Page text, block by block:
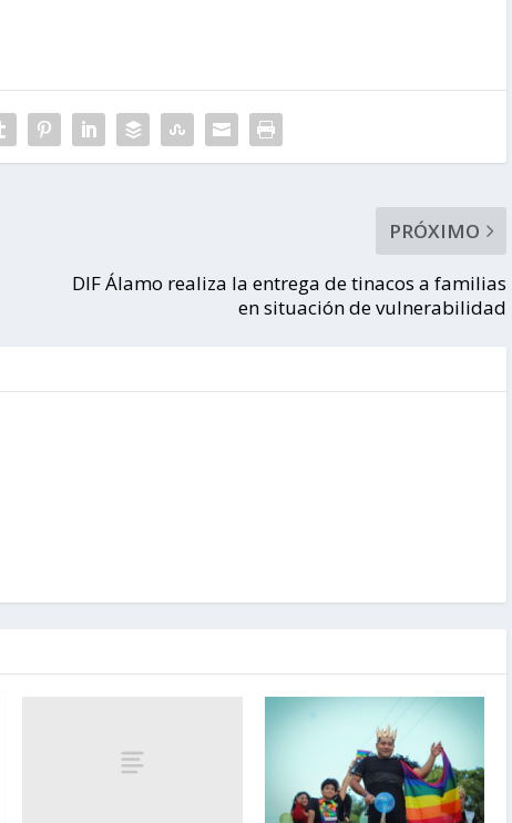
PRÓXIMO
DIF Álamo realiza la entrega de tinacos a familias
en situación de vulnerabilidad